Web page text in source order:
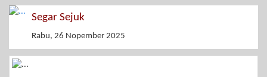
Segar Sejuk
Rabu, 26 Nopember 2025